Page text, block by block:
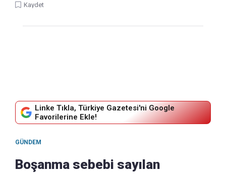
Kaydet
Linke Tıkla, Türkiye Gazetesi'ni Google
Favorilerine Ekle!
GÜNDEM
Boşanma sebebi sayılan